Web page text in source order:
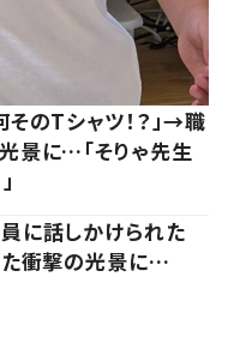
のTシャツ！？」→職
景に…「そりゃ先生
に話しかけられた
た衝撃の光景に…